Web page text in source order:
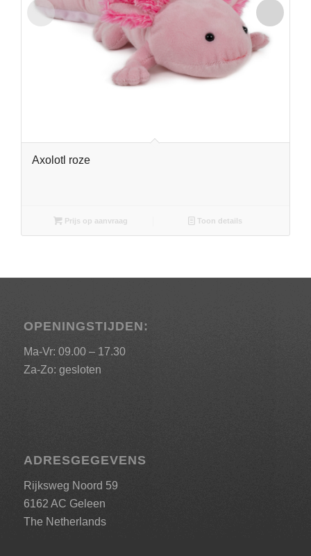
Axolotl roze
Prijs op aanvraag Toon details
OPENINGSTIJDEN:
Ma-Vr: 09.00 – 17.30
Za-Zo: gesloten
ADRESGEGEVENS
Rijksweg Noord 59
6162 AC Geleen
The Netherlands